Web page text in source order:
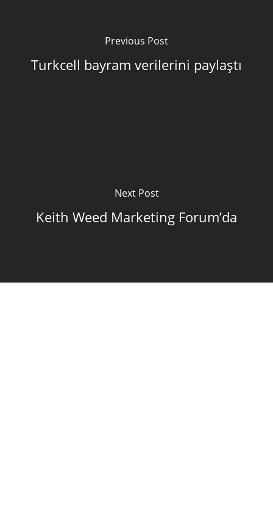
Previous Post
Turkcell bayram verilerini paylaştı
Next Post
Keith Weed Marketing Forum’da